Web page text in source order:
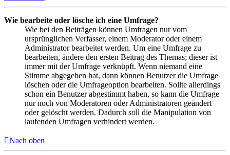
Wie bearbeite oder lösche ich eine Umfrage?
Wie bei den Beiträgen können Umfragen nur vom
ursprünglichen Verfasser, einem Moderator oder einem
Administrator bearbeitet werden. Um eine Umfrage zu
bearbeiten, ändere den ersten Beitrag des Themas; dieser ist
immer mit der Umfrage verknüpft. Wenn niemand eine
Stimme abgegeben hat, dann können Benutzer die Umfrage
löschen oder die Umfrageoption bearbeiten. Sollte allerdings
schon ein Benutzer abgestimmt haben, so kann die Umfrage
nur noch von Moderatoren oder Administratoren geändert
oder gelöscht werden. Dadurch soll die Manipulation von
laufenden Umfragen verhindert werden.
Nach oben